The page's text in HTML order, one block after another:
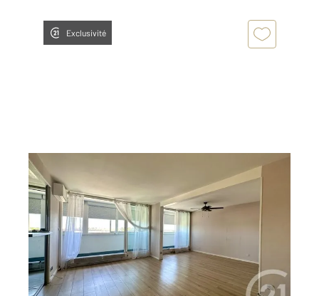
Exclusivité
VILLEURBANNE 69
76,63 m
, 4 pièces
Ref : 136395
Appartement T4 à vendre
185 000 €
Entre Cusset et Laurent Bonnevay, à proximité